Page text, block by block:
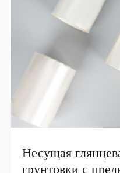
Несущая
грунтовки с